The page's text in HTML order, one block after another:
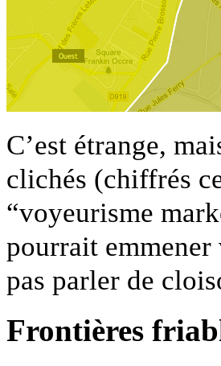
C’est étrange,
clichés (chiffrés
“voyeurisme
pourrait
pas parler de
Frontières